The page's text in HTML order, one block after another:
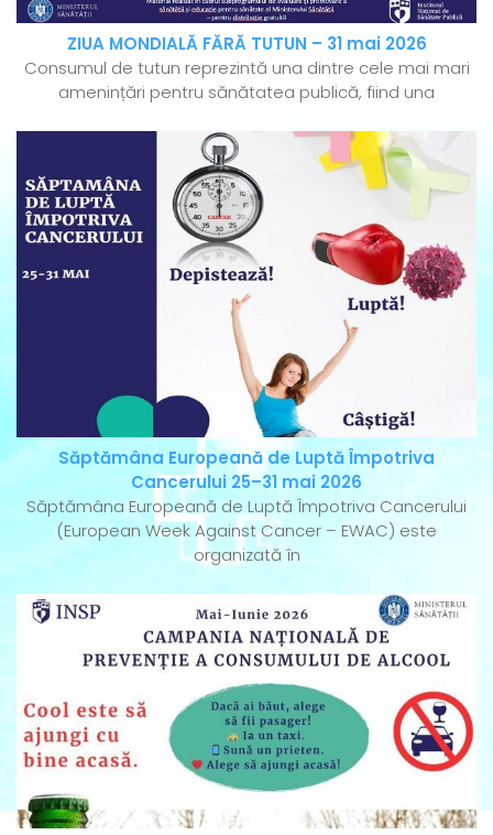
ZIUA MONDIALĂ FĂRĂ TUTUN – 31 mai 2026
Consumul de tutun reprezintă una dintre cele mai mari
amenințări pentru sănătatea publică, fiind una
Săptămâna Europeană de Luptă Împotriva
Cancerului 25–31 mai 2026
Săptămâna Europeană de Luptă Împotriva Cancerului
(European Week Against Cancer – EWAC) este
organizată în